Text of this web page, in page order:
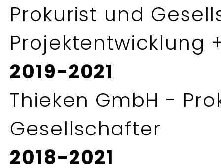
Prokurist und
Projektentwicklung
2019-2021
Thieken GmbH -
Gesellschafter
2018-2021